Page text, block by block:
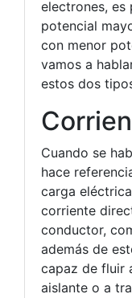
electrones, es
potencial
con menor
vamos a
estos dos
Cuando se
hace
carga
corriente
conductor,
además de
capaz de fluir
aislante o a